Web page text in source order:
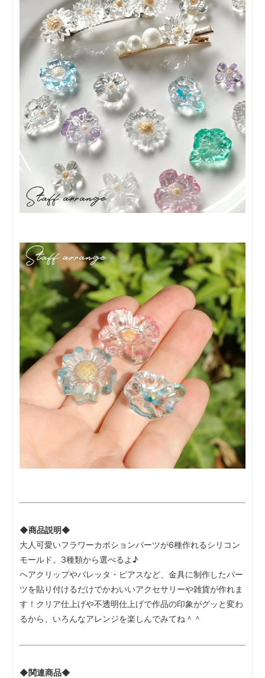
◆商品説明◆
大人可愛いフラワーカボションパーツが6種作れるシリコン
モールド。3種類から選べるよ♪
ヘアクリップやバレッタ・ピアスなど、金具に制作したパー
ツを貼り付けるだけでかわいいアクセサリーや雑貨が作れま
す！クリア仕上げや不透明仕上げで作品の印象がグッと変わ
るから、いろんなアレンジを楽しんでみてね＾＾
◆関連商品◆